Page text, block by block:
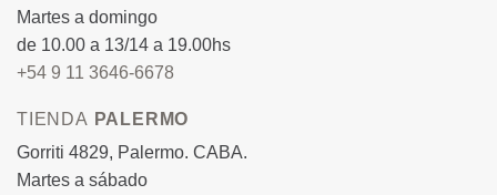
Martes a domingo
de 10.00 a 13/14 a 19.00hs
+54 9 11 3646-6678
TIENDA PALERMO
Gorriti 4829, Palermo. CABA.
Martes a sábado